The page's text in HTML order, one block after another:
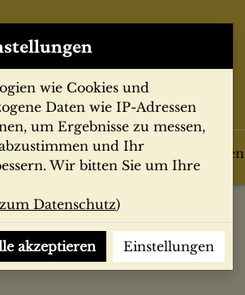
wie Cookies und
Daten wie IP-Adressen
um Ergebnisse zu messen,
und Ihr
Wir bitten Sie um Ihre
Datenschutz)
akzeptieren Einstellungen
Filmprogramme Postkarten